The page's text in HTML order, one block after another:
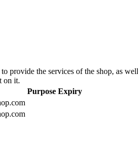
provide the services of the shop, as
on it.
Purpose Expiry